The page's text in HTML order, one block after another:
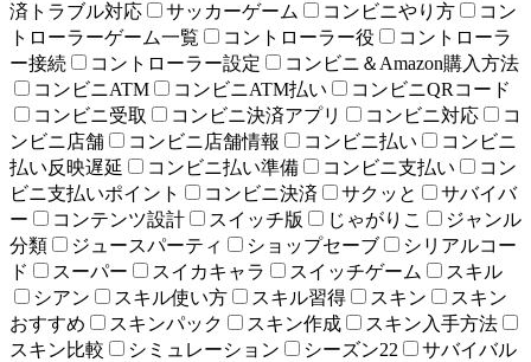
済トラブル対応
サッカーゲーム コンビニやり方
コン
トローラーゲーム一覧
コントローラー役
コントローラ
ー接続
コントローラー設定
コンビニ＆Amazon購入方法
コンビニATM
コンビニATM払い
コンビニQRコード
コンビニ受取
コンビニ決済アプリ コンビニ対応
コ
ンビニ店舗
コンビニ店舗情報 コンビニ払い
コンビニ
払い反映遅延
コンビニ払い準備 コンビニ支払い
コン
ビニ支払いポイント
コンビニ決済 サクッと
サバイバ
ー
コンテンツ設計 スイッチ版 じゃがりこ
ジャンル
分類
ジュースパーティ ショップセーブ
シリアルコー
ド
スーパー スイカキャラ スイッチゲーム
スキル
シアン
スキル使い方 スキル習得 スキン
スキン
おすすめ
スキンパック スキン作成
スキン入手方法
スキン比較
シミュレーション シーズン22
サバイバル